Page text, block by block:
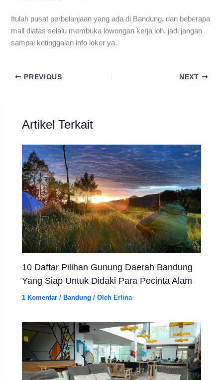
Itulah pusat perbelanjaan yang ada di Bandung, dan beberapa
mall diatas selalu membuka lowongan kerja loh, jadi jangan
sampai ketinggalan info loker ya.
PREVIOUS NEXT
Artikel Terkait
10 Daftar Pilihan Gunung Daerah Bandung
Yang Siap Untuk Didaki Para Pecinta Alam
1 Komentar /Bandung / OlehErlina